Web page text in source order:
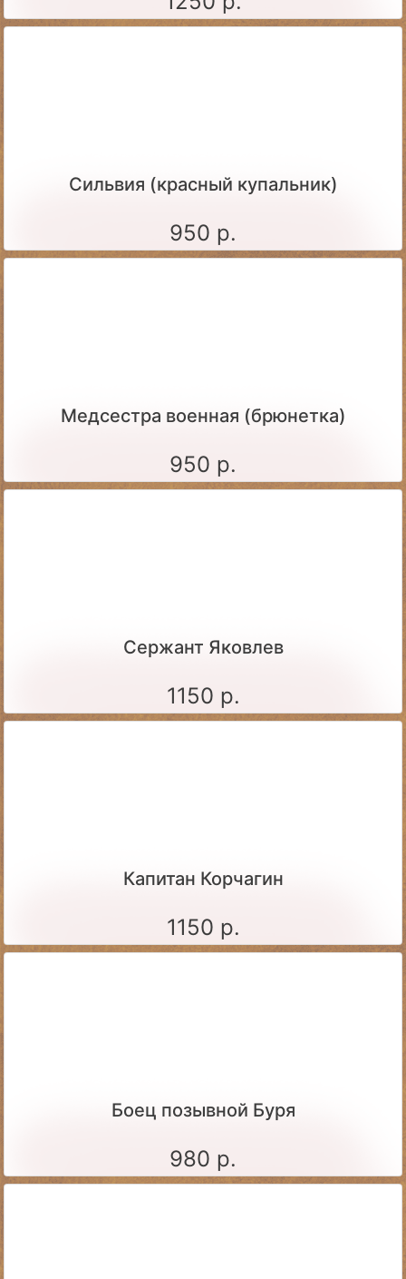
Сильвия (красный купальник)
950 р.
Медсестра военная (брюнетка)
950 р.
Сержант Яковлев
1150 р.
Капитан Корчагин
1150 р.
Боец позывной Буря
980 р.